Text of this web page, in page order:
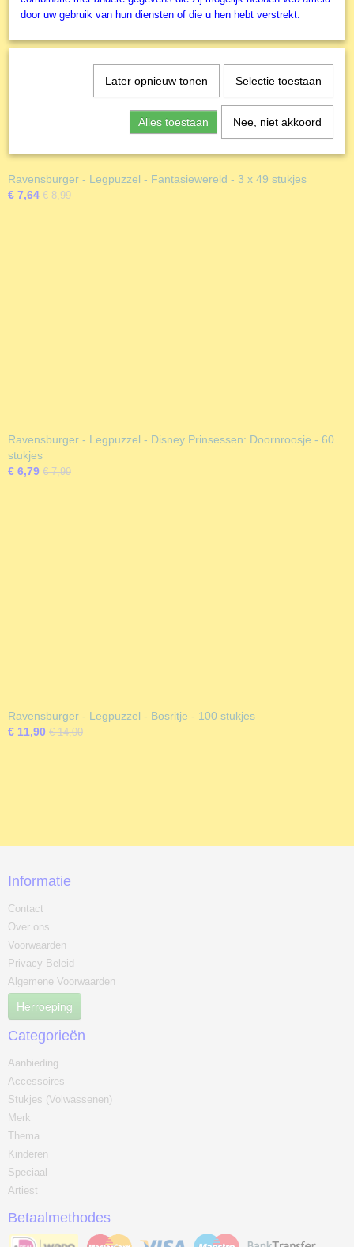
Ravensburger - Legpuzzel - Fantasiewereld - 3 x 49 stukjes
€ 7,64 € 8,99
Ravensburger - Legpuzzel - Disney Prinsessen: Doornroosje - 60
stukjes
€ 6,79 € 7,99
Ravensburger - Legpuzzel - Bosritje - 100 stukjes
€ 11,90 € 14,00
Informatie
Contact
Over ons
Voorwaarden
Privacy-Beleid
Algemene Voorwaarden
Herroeping
Categorieën
Aanbieding
Accessoires
Stukjes (Volwassenen)
Merk
Thema
Kinderen
Speciaal
Artiest
Betaalmethodes
door uw gebruik van hun diensten of die u hen hebt verstrekt.
Later opnieuw tonen Selectie toestaan
Alles toestaan Nee, niet akkoord